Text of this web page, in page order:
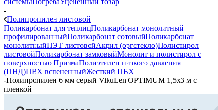
-
Полипропилен листовой
Поликарбонат для теплицПоликарбонат монолитный
профилированныйПоликарбонат сотовыйПоликарбонат
монолитныйПЭТ листовойАкрил (оргстекло)Полистирол
листовойПоликарбонат замковыйМонолит и полистирол с
поверхностью ПризмаПолиэтилен низкого давления
(ПНД)ПВХ вспененныйЖесткий ПВХ
-Полипропилен 6 мм серый VikuLen OPTIMUM 1,5х3 м с
пленкой